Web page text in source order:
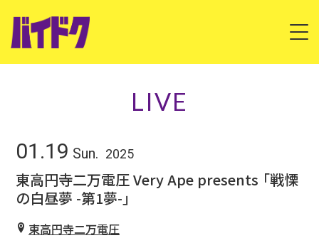
DISCOGRAPHY
LIVE
01.19 Sun. 2025
東高円寺二万電圧 Very Ape presents 「戦慄
の白昼夢 -第1夢-」
東高円寺二万電圧